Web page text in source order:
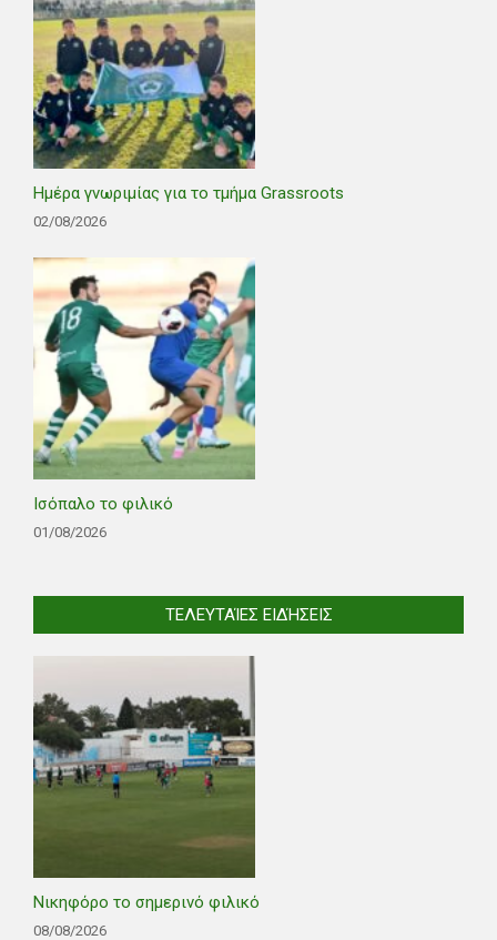
Ημέρα γνωριμίας για το τμήμα Grassroots
02/08/2026
Ισόπαλο το φιλικό
01/08/2026
ΤΕΛΕΥΤΑΊΕΣ ΕΙΔΉΣΕΙΣ
Νικηφόρο το σημερινό φιλικό
08/08/2026